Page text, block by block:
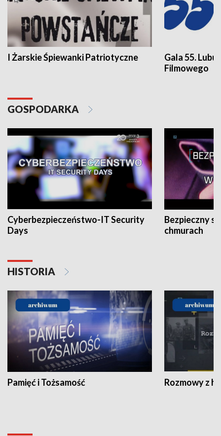
I Żarskie Śpiewanki Patriotyczne
Gala 55.
Filmowego
GOSPODARKA
Cyberbezpieczeństwo-IT Security
Days
Bezpieczny
chmurach
HISTORIA
Pamięć i Tożsamość Rozmowy z